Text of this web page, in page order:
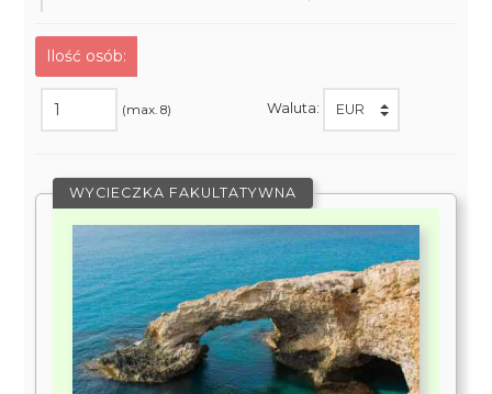
Ilość osób:
(max. 8) Waluta:
WYCIECZKA FAKULTATYWNA